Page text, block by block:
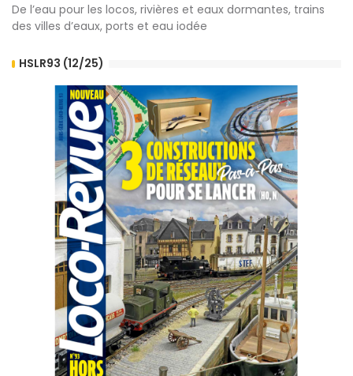
De l’eau pour les locos, rivières et eaux dormantes, trains
des villes d’eaux, ports et eau iodée
HSLR93 (12/25)